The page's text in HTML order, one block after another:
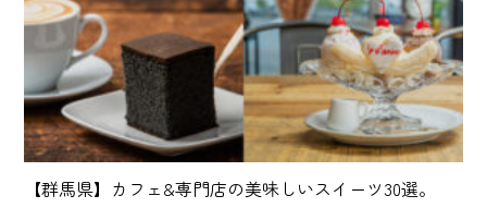
【群馬県】カフェ&専門店の美味しいスイーツ30選。